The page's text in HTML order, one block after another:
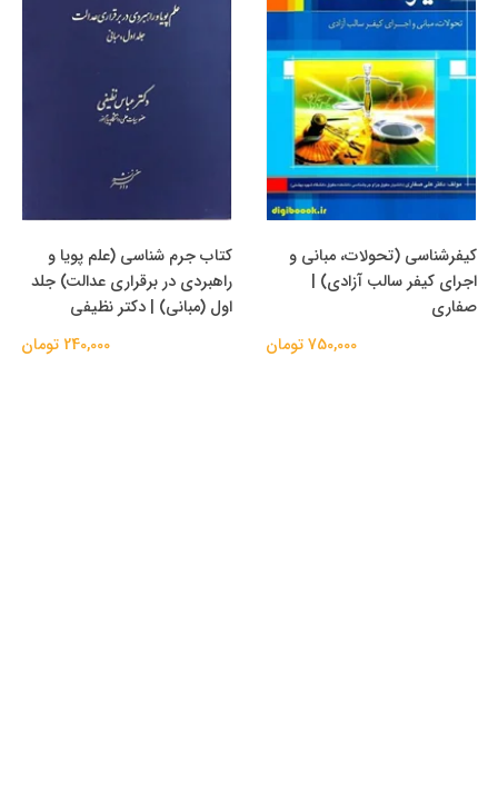
کیفرشناسی (تحولات، مبانی و
اجرای کیفر سالب آزادی) |
صفاری
750,000 تومان
کتاب جرم شناسی (علم پویا و
راهبردی در برقراری عدالت) جلد
اول (مبانی) | دکتر نظیفی
240,000 تومان